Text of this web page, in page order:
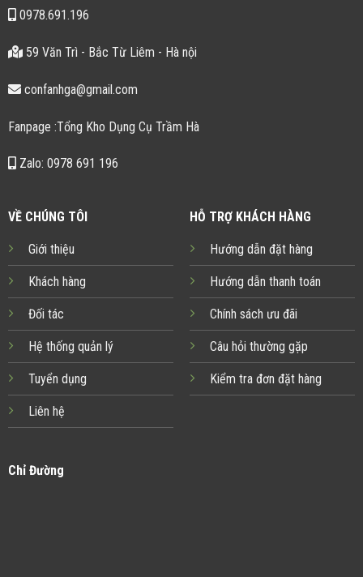
0978.691.196
59 Văn Trì - Bắc Từ Liêm - Hà nội
confanhga@gmail.com
Fanpage :Tổng Kho Dụng Cụ Trầm Hà
Zalo: 0978 691 196
VỀ CHÚNG TÔI
Giới thiệu
Khách hàng
Đối tác
Hệ thống quản lý
Tuyển dụng
Liên hệ
HỖ TRỢ KHÁCH HÀNG
Hướng dẫn đặt hàng
Hướng dẫn thanh toán
Chính sách ưu đãi
Câu hỏi thường gặp
Kiểm tra đơn đặt hàng
Chỉ Đường